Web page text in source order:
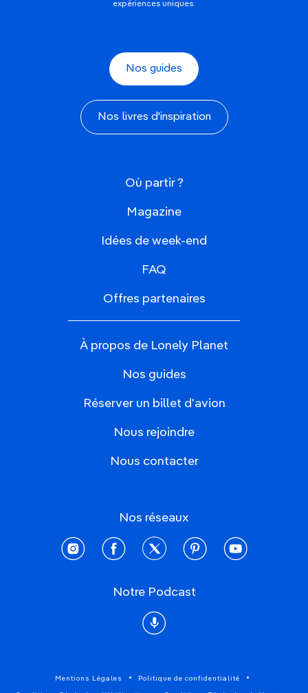
expériences uniques.
Nos guides
Nos livres d'inspiration
Où partir ?
Magazine
Idées de week-end
FAQ
Offres partenaires
À propos de Lonely Planet
Nos guides
Réserver un billet d'avion
Nous rejoindre
Nous contacter
Nos réseaux
instagramfacebooktwitter pinterestyoutube
Notre Podcast
Podcast
Mentions Légales Politique de confidentialité